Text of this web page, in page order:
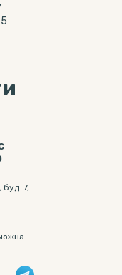
буд. 7,